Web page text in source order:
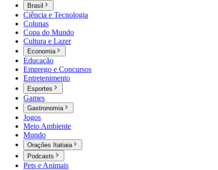
Brasil
Ciência e Tecnologia
Colunas
Copa do Mundo
Cultura e Lazer
Economia
Educação
Emprego e Concursos
Entretenimento
Esportes
Games
Gastronomia
Jogos
Meio Ambiente
Mundo
Orações Itatiaia
Podcasts
Pets e Animais